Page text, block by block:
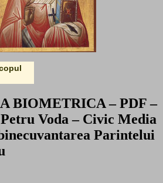
BIOMETRICA – PDF –
Voda – Civic Media
Parintelui